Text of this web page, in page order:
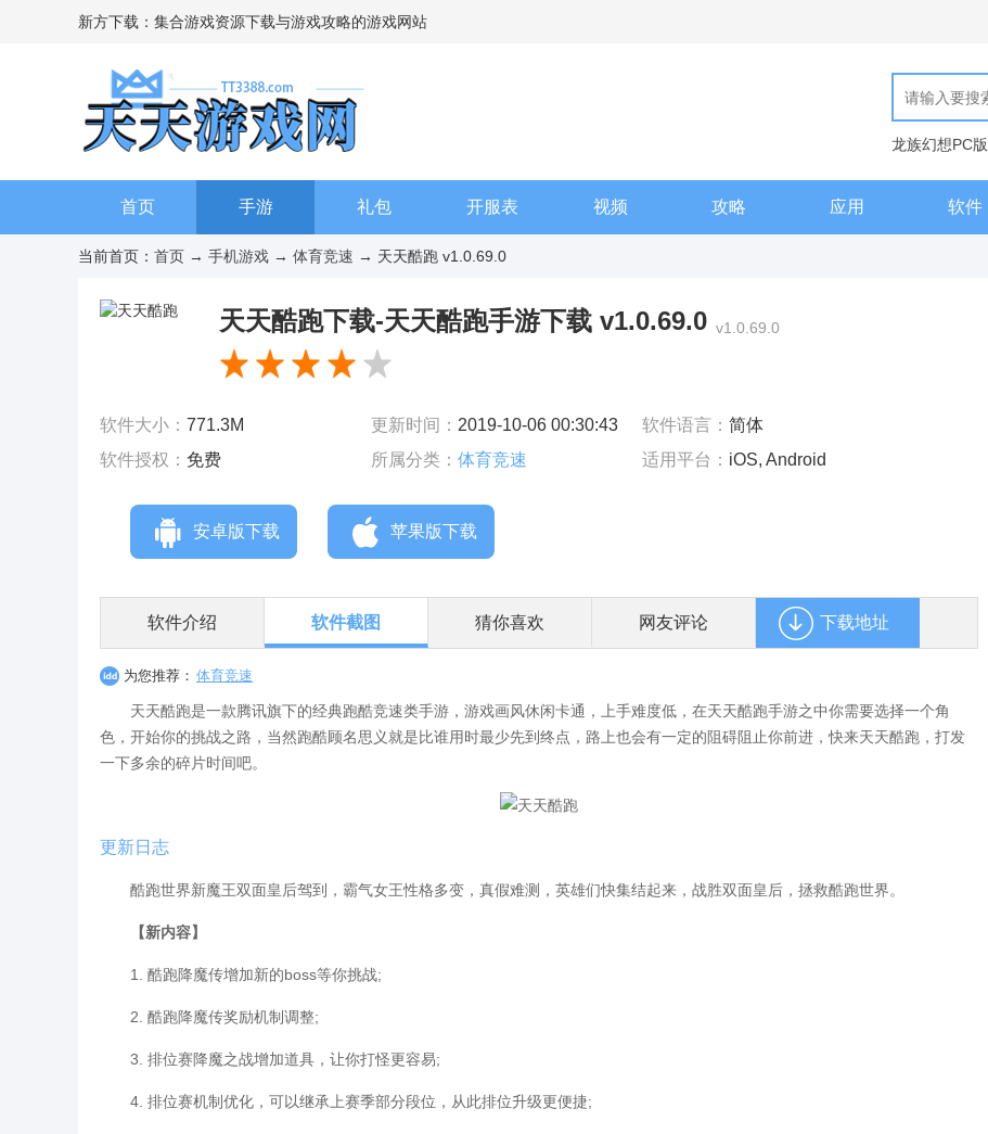
新方下载：集合游戏资源下载与游戏攻略的游戏网站
龙族幻想PC版
现代汉语词典
首页 手游 礼包 开服表 视频 攻略 应用 软件
当前首页： 首页 → 手机游戏 → 体育竞速 → 天天酷跑 v1.0.69.0
天天酷跑下载-天天酷跑手游下载 v1.0.69.0 v1.0.69.0
软件大小： 771.3M 更新时间： 2019-10-06 00:30:43 软件语言： 简体
软件授权： 免费 所属分类： 体育竞速 适用平台： iOS, Android
安卓版下载 苹果版下载
软件介绍 软件截图 猜你喜欢 网友评论 下载地址
为您推荐： 体育竞速
天天酷跑是一款腾讯旗下的经典跑酷竞速类手游，游戏画风休闲卡通，上手难度低，在天天酷跑手游之中你需要选择一个角
色，开始你的挑战之路，当然跑酷顾名思义就是比谁用时最少先到终点，路上也会有一定的阻碍阻止你前进，快来天天酷跑，打发
一下多余的碎片时间吧。
更新日志
酷跑世界新魔王双面皇后驾到，霸气女王性格多变，真假难测，英雄们快集结起来，战胜双面皇后，拯救酷跑世界。
【新内容】
1. 酷跑降魔传增加新的boss等你挑战;
2. 酷跑降魔传奖励机制调整;
3. 排位赛降魔之战增加道具，让你打怪更容易;
4. 排位赛机制优化，可以继承上赛季部分段位，从此排位升级更便捷;